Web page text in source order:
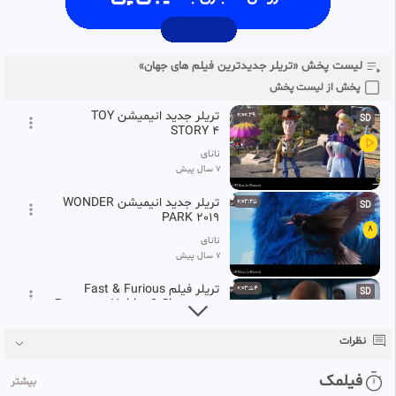
#‌تریلر_جدید_انیمیشن_TOY_STORY_4
#‌تریلر_انیمیشن_TOY_STORY_4
#‌پیش_نمایش_Toy_Story_4
لیست پخش «تریلر جدیدترین فیلم های جهان»
پخش از لیست پخش
0:02:11
تریلر فیم John Wick: Chapter
3
نانای
0:00:29 SD
تریلر جدید انیمیشن TOY
STORY 4
نانای
7 سال پیش
8
0:02:25 SD
تریلر جدید انیمیشن WONDER
PARK 2019
نانای
7 سال پیش
0:02:54 SD
تریلر فیلم Fast & Furious
Presents: Hobbs & Shaw 2019
SD
نظرات
فیلمک بیشتر